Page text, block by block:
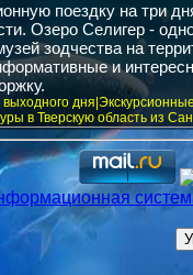
поездку на три
Озеро Селигер -
зодчества на
и
в Тверскую область из